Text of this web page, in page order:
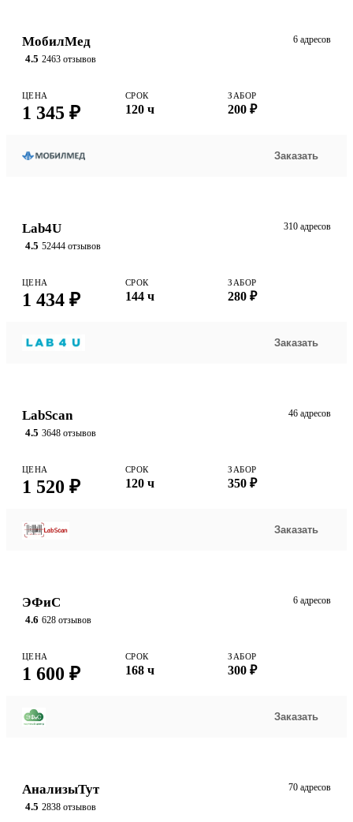
МобилМед
4.5 2463 отзывов
6 адресов
ЦЕНА
1 345 ₽
СРОК
120 ч
ЗАБОР
200 ₽
Заказать
Lab4U
4.5 52444 отзывов
310 адресов
ЦЕНА
1 434 ₽
СРОК
144 ч
ЗАБОР
280 ₽
Заказать
LabScan
4.5 3648 отзывов
46 адресов
ЦЕНА
1 520 ₽
СРОК
120 ч
ЗАБОР
350 ₽
Заказать
ЭФиС
4.6 628 отзывов
6 адресов
ЦЕНА
1 600 ₽
СРОК
168 ч
ЗАБОР
300 ₽
Заказать
АнализыТут
4.5 2838 отзывов
70 адресов